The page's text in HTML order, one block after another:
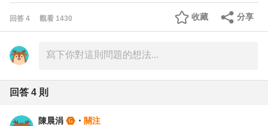
回答 4 觀看 1430 分享
收藏
回答 4 則
陳晨涓 ・ 關注